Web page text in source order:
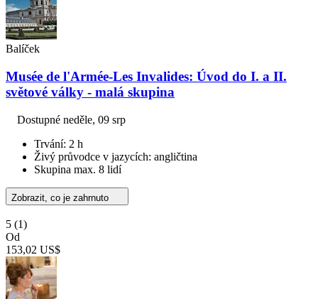
Balíček
Musée de l'Armée-Les Invalides: Úvod do I. a II.
světové války - malá skupina
Dostupné neděle, 09 srp
Trvání: 2 h
Živý průvodce v jazycích: angličtina
Skupina max. 8 lidí
Zobrazit, co je zahrnuto
5 (1)
Od
153,02 US$